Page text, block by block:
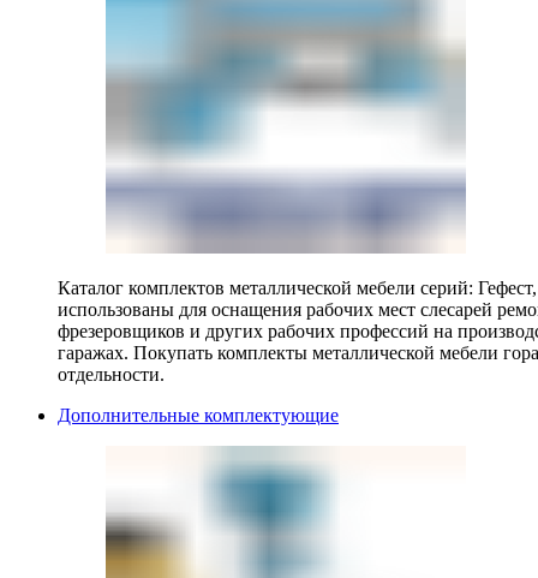
Каталог комплектов металлической мебели серий:
использованы для оснащения рабочих мест слесарей
фрезеровщиков и других рабочих профессий на
гаражах. Покупать комплекты металлической мебели
отдельности.
Дополнительные комплектующие